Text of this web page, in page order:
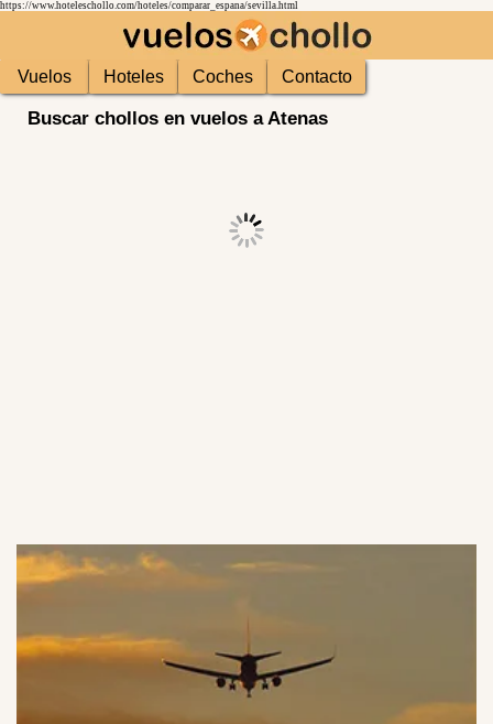
https://www.hoteleschollo.com/hoteles/comparar_espana/sevilla.html
Vuelos Hoteles Coches Contacto
Buscar chollos en vuelos a Atenas